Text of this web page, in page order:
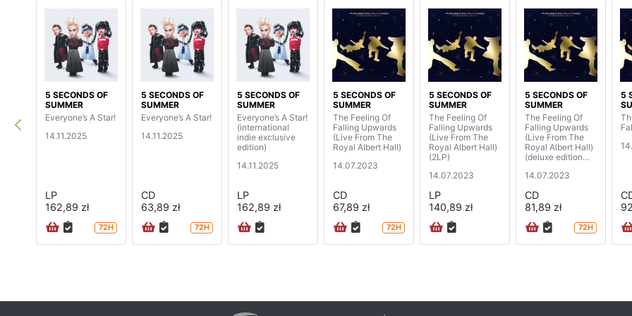
5 SECONDS OF
SUMMER
Everyone’s A Star!
14.11.2025
LP
162,89 zł
72H
5 SECONDS OF
SUMMER
Everyone’s A Star!
14.11.2025
CD
63,89 zł
72H
5 SECONDS OF
SUMMER
Everyone’s A Star!
(international
indie exclusive
edition)
14.11.2025
LP
162,89 zł
5 SECONDS OF
SUMMER
The Feeling Of
Falling Upwards
(Live From The
Royal Albert Hall)
14.07.2023
CD
67,89 zł
72H
5 SECONDS OF
SUMMER
The Feeling Of
Falling Upwards
(Live From The
Royal Albert Hall)
(2LP)
14.07.2023
LP
140,89 zł
5 SECONDS OF
SUMMER
The Feeling Of
Falling Upwards
(Live From The
Royal Albert Hall)
(deluxe edition
14.07.2023
CD
81,89 zł
72H
5